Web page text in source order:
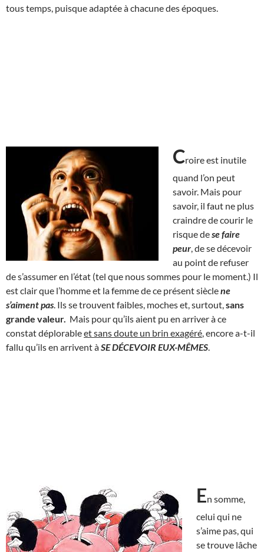
tous temps, puisque adaptée à chacune des époques.
Croire est inutile
quand l’on peut
savoir. Mais pour
savoir, il faut ne plus
craindre de courir le
risque dese faire
peur , de se décevoir
au point de refuser
de s’assumer en l’état (tel que nous sommes pour le moment.) Il
est clair que l’homme et la femme de ce présent sièclene
s’aiment pas . Ils se trouvent faibles, moches et, surtout, sans
grande valeur. Mais pour qu’ils aient pu en arriver à ce
constat déplorableet sans doute un brin exagéré , encore a-t-il
fallu qu’ils en arrivent àSE DÉCEVOIR EUX-MÊMES
En somme,
celui qui ne
s’aime pas, qui
se trouve lâche